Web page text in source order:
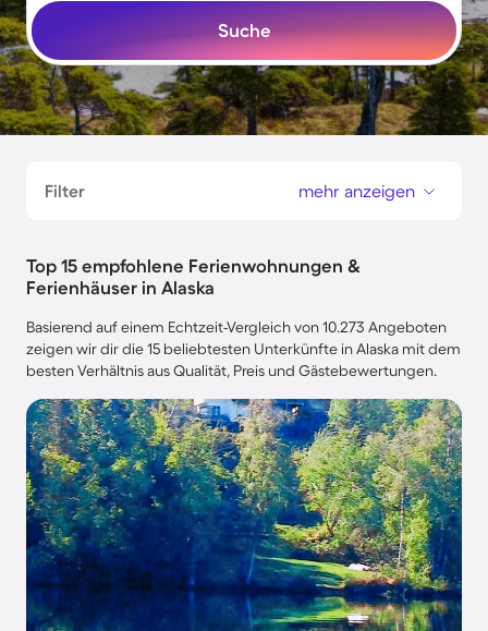
Suche
Filter mehr anzeigen
Top 15 empfohlene Ferienwohnungen &
Ferienhäuser in Alaska
Basierend auf einem Echtzeit-Vergleich von 10.273 Angeboten
zeigen wir dir die 15 beliebtesten Unterkünfte in Alaska mit dem
besten Verhältnis aus Qualität, Preis und Gästebewertungen.